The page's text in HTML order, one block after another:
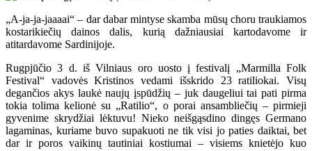
„A-ja-ja-jaaaai“ – dar dabar mintyse skamba mūsų choru traukiamos
kostarikiečių dainos dalis, kurią dažniausiai kartodavome ir
atitardavome Sardinijoje.
Rugpjūčio 3 d. iš Vilniaus oro uosto į festivalį „Marmilla Folk
Festival“ vadovės Kristinos vedami išskrido 23 ratiliokai. Visų
degančios akys laukė naujų įspūdžių – juk daugeliui tai pati pirma
tokia tolima kelionė su „Ratilio“, o porai ansambliečių – pirmieji
gyvenime skrydžiai lėktuvu! Nieko neišgąsdino dingęs Germano
lagaminas, kuriame buvo supakuoti ne tik visi jo paties daiktai, bet
dar ir poros vaikinų tautiniai kostiumai – visiems knietėjo kuo